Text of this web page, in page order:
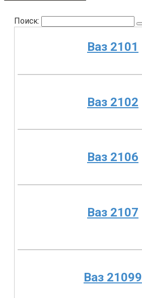
Поиск:
Ваз 2101
Ваз 2102
Ваз 2106
Ваз 2107
Ваз 21099